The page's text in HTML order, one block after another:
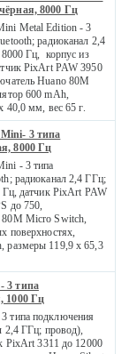
8000 Гц
Metal Edition - 3
радиоканал 2,4
Гц, корпус из
PixArt PAW 3950
Huano 80M
600 mAh,
40,0 мм, вес 65 г.
3 типа
8000 Гц
- 3 типа
радиоканал 2,4 ГГц;
датчик PixArt PAW
до 750,
80M Micro Switch,
поверхностях,
размеры 119,9 x 65,3
3 типа
1000 Гц
типа подключения
2,4 ГГц; провод),
PixArt 3311 до 12000